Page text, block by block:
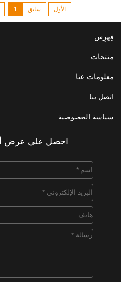
الأول سابق 1
فِهرِس
منتجات
معلومات عنا
اتصل بنا
سياسة الخصوصية
احصل على عرض